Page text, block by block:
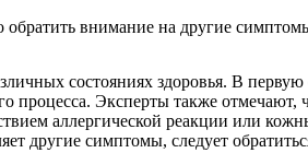
внимание на другие
состояниях здоровья. В
Эксперты также отмечают,
аллергической реакции или
другие симптомы, следует